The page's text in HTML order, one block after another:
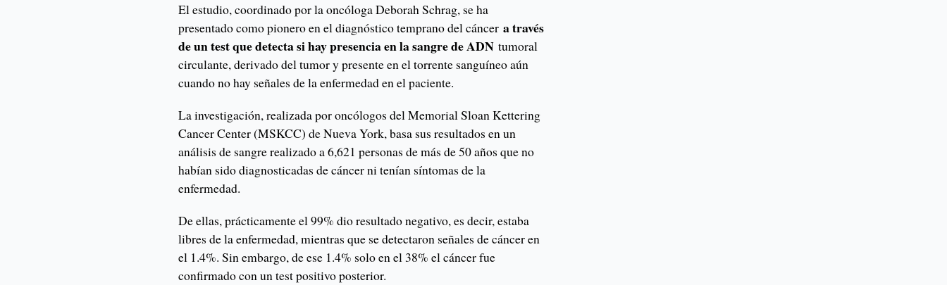
El estudio, coordinado por la oncóloga Deborah Schrag, se ha
presentado como pionero en el diagnóstico temprano del cáncera través
de un test que detecta si hay presencia en la sangre de ADNtumoral
circulante, derivado del tumor y presente en el torrente sanguíneo aún
cuando no hay señales de la enfermedad en el paciente.
La investigación, realizada por oncólogos del Memorial Sloan Kettering
Cancer Center (MSKCC) de Nueva York, basa sus resultados en un
análisis de sangre realizado a 6,621 personas de más de 50 años que no
habían sido diagnosticadas de cáncer ni tenían síntomas de la
enfermedad.
De ellas, prácticamente el 99% dio resultado negativo, es decir, estaba
libres de la enfermedad, mientras que se detectaron señales de cáncer en
el 1.4%. Sin embargo, de ese 1.4% solo en el 38% el cáncer fue
confirmado con un test positivo posterior.